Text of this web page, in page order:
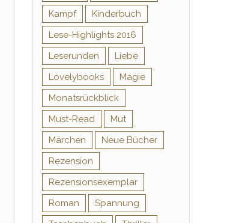
Kampf
Kinderbuch
Lese-Highlights 2016
Leserunden
Liebe
Lovelybooks
Magie
Monatsrückblick
Must-Read
Mut
Märchen
Neue Bücher
Rezension
Rezensionsexemplar
Roman
Spannung